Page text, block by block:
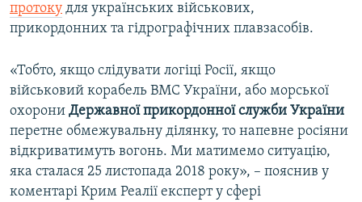
протоку для українських військових,
прикордонних та гідрографічних плавзасобів.
«Тобто, якщо слідувати логіці Росії, якщо
військовий корабель ВМС України, або морської
охорони Державної прикордонної служби України
перетне обмежувальну ділянку, то напевне росіяни
відкриватимуть вогонь. Ми матимемо ситуацію,
яка сталася 25 листопада 2018 року», – пояснив у
коментарі Крим Реалії експерт у сфері